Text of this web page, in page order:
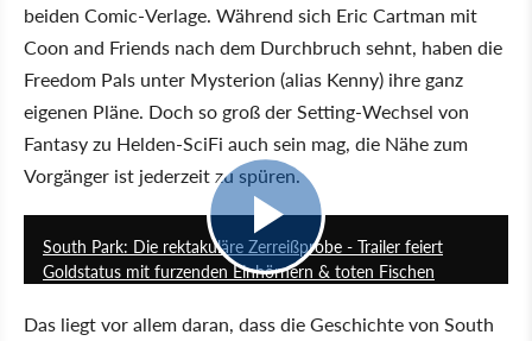
beiden Comic-Verlage. Während sich Eric Cartman mit
Coon and Friends nach dem Durchbruch sehnt, haben die
Freedom Pals unter Mysterion (alias Kenny) ihre ganz
eigenen Pläne. Doch so groß der Setting-Wechsel von
Fantasy zu Helden-SciFi auch sein mag, die Nähe zum
Vorgänger ist jederzeit zu spüren.
South Park: Die rektakuläre Zerreißprobe - Trailer feiert
Goldstatus mit furzenden Einhörnern & toten Fischen
Das liegt vor allem daran, dass die Geschichte von South